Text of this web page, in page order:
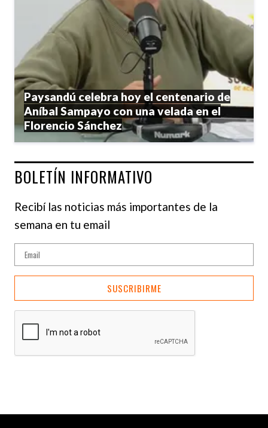
Paysandú celebra hoy el centenario de
Aníbal Sampayo con una velada en el
Florencio Sánchez
BOLETÍN INFORMATIVO
Recibí las noticias más importantes de la
semana en tu email
SUSCRIBIRME